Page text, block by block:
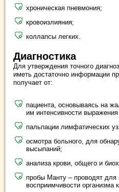
хроническая пневмония;
кровоизлияния;
коллапсы легких.
Диагностика
Для утверждения точного
иметь достаточно информации
получает от:
пациента, основываясь на
им интенсивности
пальпации лимфатических
осмотра больного, для
высыпаний;
анализа крови, общего и
пробы Манту – проводят для
восприимчивости организма